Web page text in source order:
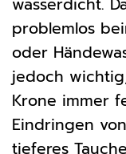
problemlos
oder
jedoch
Krone immer
Eindringen
tieferes